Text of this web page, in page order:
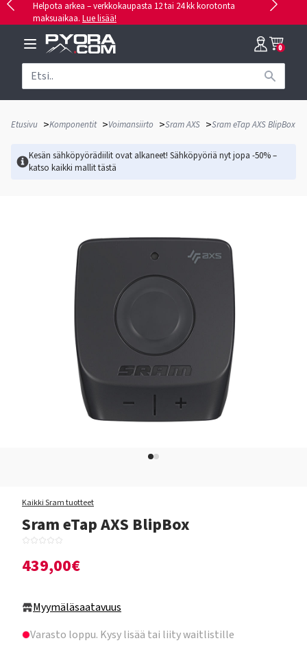
Helpota arkea – verkkokaupasta 12 tai 24 kk korotonta
maksuaikaa. Lue lisää!
0
Etusivu >Komponentit >Voimansiirto >Sram AXS >Sram eTap AXS BlipBox
Kesän sähköpyörädiilit ovat alkaneet! Sähköpyöriä nyt jopa -50% –
katso kaikki mallittästä
Kaikki Sram tuotteet
Sram eTap AXS BlipBox
439,00€
Myymäläsaatavuus
Varasto loppu. Kysy lisää tai liity waitlistille